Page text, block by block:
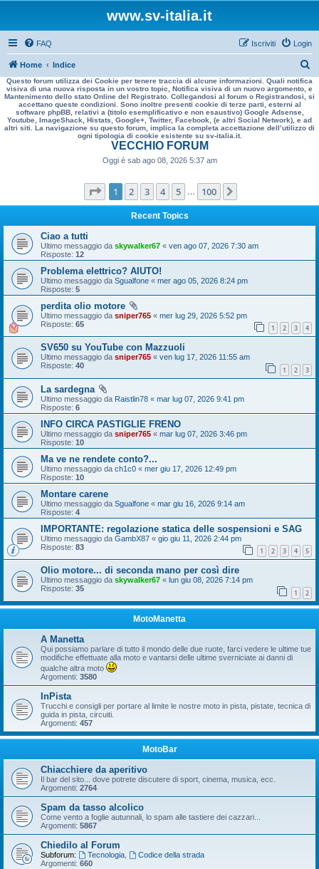
www.sv-italia.it
FAQ Login
Iscriviti
Home Indice
e
r
a
Questo forum utilizza dei Cookie per tenere traccia di alcune informazioni. Quali notifica
visiva di una nuova risposta in un vostro topic, Notifica visiva di un nuovo argomento, e
Mantenimento dello stato Online del Registrato. Collegandosi al forum o Registrandosi, si
accettano queste condizioni. Sono inoltre presenti cookie di terze parti, esterni al
software phpBB, relativi a (titolo esemplificativo e non esaustivo) Google Adsense,
Youtube, ImageShack, Histats, Google+, Twitter, Facebook, (e altri Social Network), e ad
altri siti. La navigazione su questo forum, implica la completa accettazione dell’utilizzo di
ogni tipologia di cookie esistente su sv-italia.it.
VECCHIO FORUM
Oggi è sab ago 08, 2026 5:37 am
Pagina di 100
1 2 3 4 5 100
Recent Topics
Ciao a tutti
Ultimo messaggio da skywalker67 « ven ago 07, 2026 7:30 am
Risposte: 12
Problema elettrico? AIUTO!
Ultimo messaggio da Sgualfone « mer ago 05, 2026 8:24 pm
Risposte: 5
perdita olio motore
Ultimo messaggio da sniper765 « mer lug 29, 2026 5:52 pm
Risposte: 65 1 2 3 4
SV650 su YouTube con Mazzuoli
Ultimo messaggio da sniper765 « ven lug 17, 2026 11:55 am
Risposte: 40 1 2 3
La sardegna
Ultimo messaggio da Raistlin78 « mar lug 07, 2026 9:41 pm
Risposte: 6
INFO CIRCA PASTIGLIE FRENO
Ultimo messaggio da sniper765 « mar lug 07, 2026 3:46 pm
Risposte: 10
Ma ve ne rendete conto?...
Ultimo messaggio da ch1c0 « mer giu 17, 2026 12:49 pm
Risposte: 10
Montare carene
Ultimo messaggio da Sgualfone « mar giu 16, 2026 9:14 am
Risposte: 4
IMPORTANTE: regolazione statica delle sospensioni e SAG
Ultimo messaggio da GambX87 « gio giu 11, 2026 2:44 pm
Risposte: 83 1 2 3 4 5
Olio motore... di seconda mano per così dire
Ultimo messaggio da skywalker67 « lun giu 08, 2026 7:14 pm
Risposte: 35 1 2
MotoManetta
A Manetta
Qui possiamo parlare di tutto il mondo delle due ruote, farci vedere le ultime tue
modifiche effettuate alla moto e vantarsi delle ultime sverniciate ai danni di
qualche altra moto
Argomenti: 3580
InPista
Trucchi e consigli per portare al limite le nostre moto in pista, pistate, tecnica di
guida in pista, circuiti.
Argomenti: 457
MotoBar
Chiacchiere da aperitivo
Il bar del sito... dove potrete discutere di sport, cinema, musica, ecc.
Argomenti: 2764
Spam da tasso alcolico
Come vento a foglie autunnali, lo spam alle tastiere dei cazzari...
Argomenti: 5867
Chiedilo al Forum
Subforum: Tecnologia,
Codice della strada
Argomenti: 660